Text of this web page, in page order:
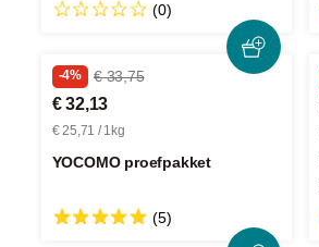
(0)
-4% € 33,75
€ 32,13
€ 25,71 / 1kg
YOCOMO proefpakket
(5)